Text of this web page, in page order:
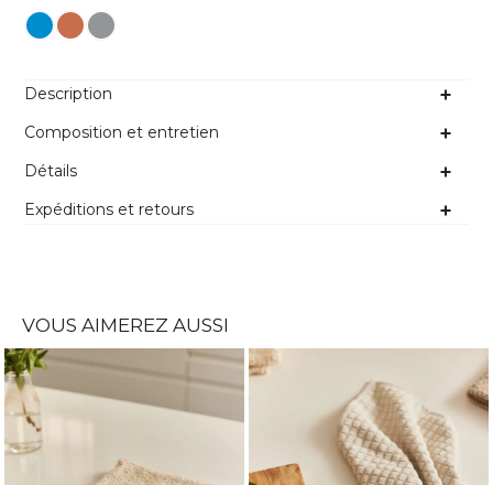
Couleur
Description
Composition et entretien
Détails
Expéditions et retours
VOUS AIMEREZ AUSSI